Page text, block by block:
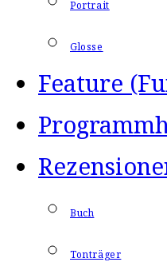
Portrait
Glosse
Feature
Buch
Tonträger